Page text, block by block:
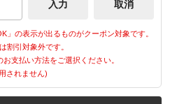
の表示が出るものがクーポン対象です。
割引対象外です。
支払い方法をご選択ください。
されません)